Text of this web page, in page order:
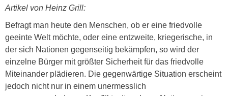
Artikel von Heinz Grill:
Befragt man heute den Menschen, ob er eine friedvolle
geeinte Welt möchte, oder eine entzweite, kriegerische, in
der sich Nationen gegenseitig bekämpfen, so wird der
einzelne Bürger mit größter Sicherheit für das friedvolle
Miteinander plädieren. Die gegenwärtige Situation erscheint
jedoch nicht nur in einem unermesslich